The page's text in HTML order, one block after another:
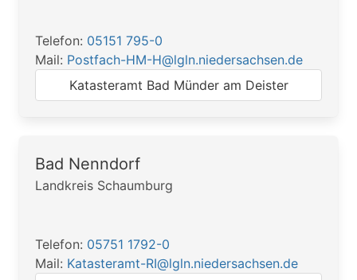
Telefon: 05151 795-0
Mail: Postfach-HM-H@lgln.niedersachsen.de
Katasteramt Bad Münder am Deister
Bad Nenndorf
Landkreis Schaumburg
Telefon: 05751 1792-0
Mail: Katasteramt-RI@lgln.niedersachsen.de